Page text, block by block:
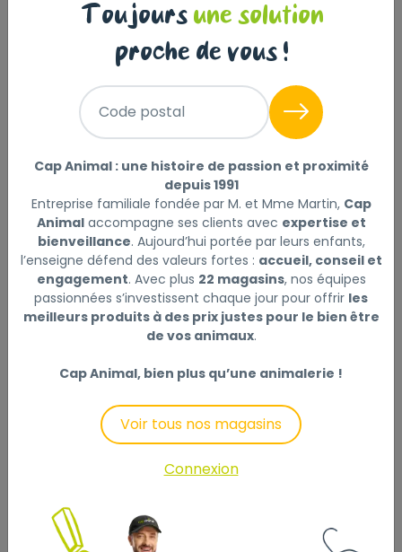
Flexi Laisse à enrouleur New
Classic Tape Noir, Medium- 5 mètres
Flexi Laisse à enrouleur New Classic Tape Noir,
Medium- 5 mètresLire la suite
Choisir mon magasin Sélectionner
Livraison à domicile (offerte dès
Ce laisse rétractable avec poignée, bouton de frein
et bouton de blocage est idéal pour votre chien actif
Toujours une solution
proche de vous !
Code postal
Cap Animal : une histoire de passion et proximité
depuis 1991
Entreprise familiale fondée par M. et Mme Martin, Cap
Animalaccompagne ses clients avec expertise et
bienveillance. Aujourd’hui portée par leurs enfants,
l’enseigne défend des valeurs fortes : accueil, conseil et
engagement. Avec plus 22 magasins, nos équipes
passionnées s’investissent chaque jour pour offrir les
meilleurs produits à des prix justes pour le bien être
de vos animaux.
Cap Animal, bien plus qu’une animalerie !
Voir tous nos magasins
Connexion